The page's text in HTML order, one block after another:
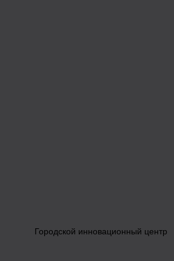
Городской инновационный центр